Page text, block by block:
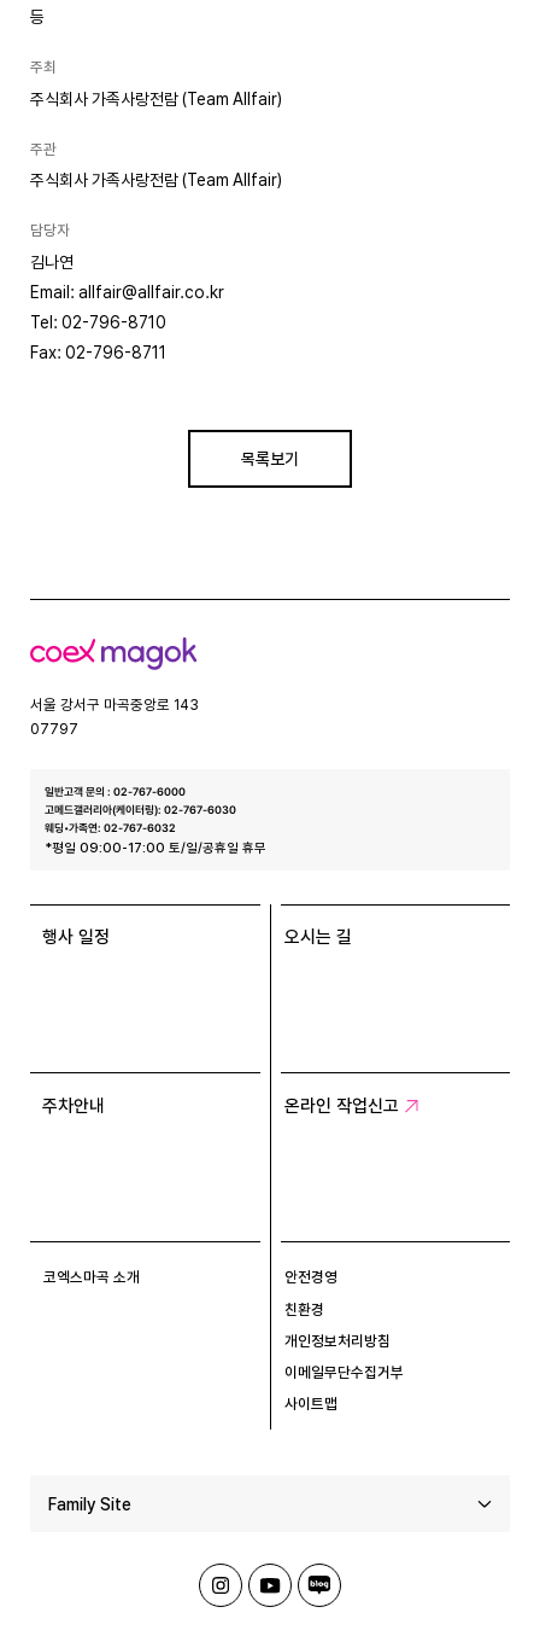
등
주최
주식회사 가족사랑전람 (Team Allfair)
주관
주식회사 가족사랑전람 (Team Allfair)
담당자
김나연
Email: allfair@allfair.co.kr
Tel: 02-796-8710
Fax: 02-796-8711
목록보기
코
스
서울 강서구 마곡중앙로 143
07797
일반고객 문의 : 02-767-6000
고메드갤러리아(케이터링): 02-767-6030
웨딩•가족연: 02-767-6032
*평일 09:00-17:00 토/일/공휴일 휴무
행사 일정 오시는 길
주차안내 온라인 작업신고
코엑스마곡 소개
안전경영
친환경
개인정보처리방침
이메일무단수집거부
사이트맵
Family Site